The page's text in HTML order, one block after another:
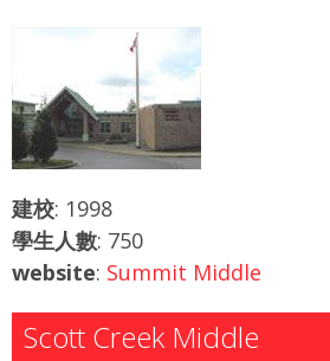
建校: 1998
學生人數: 750
website: Summit Middle
Scott Creek Middle